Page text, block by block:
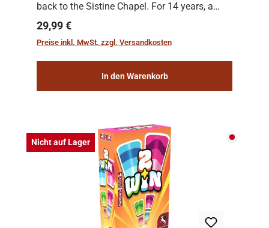
back to the Sistine Chapel. For 14 years, a
team of experts from the Vatican undertook
the meticulous job of cleaning and
Regulärer Preis:
29,99 €
Preise inkl. MwSt. zzgl. Versandkosten
In den Warenkorb
Nicht auf Lager Nicht